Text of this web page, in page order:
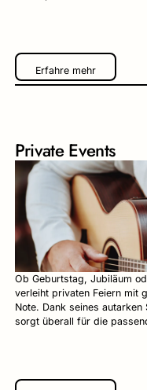
Erfahre mehr
Private Events
Ob Geburtstag, Jubiläum
verleiht privaten Feiern mit
Note. Dank seines
sorgt überall für die